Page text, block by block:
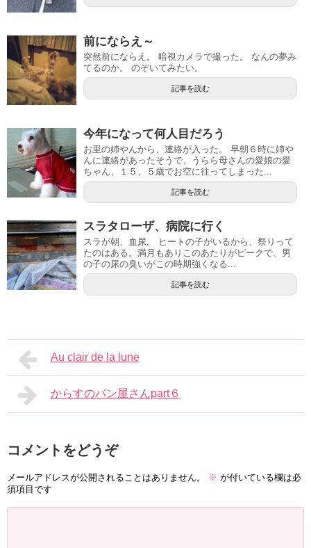
前にならえ～
突然前にならえ。 暗視カメラで撮った。 なんの夢み
てるのか。 のぞいてみたい。
記事を読む
今年になって何人目だろう
お里の姉やんから、連絡が入った。 早朝６時に姉や
んに連絡があったそうで、うらら母さんの愛娘の愛
ちゃん、１５、５歳でお空に往ってしまった...
記事を読む
スラタローザ、病院に行く
スラが朝、血尿。 ヒートの子がいるから、祭りって
たのはある。満月もありこのあたりがピークで、男
の子の尿の臭いがこの時期強くなる...
記事を読む
Au clair de la lune
からすのパン屋さんpart６
コメントをどうぞ
メールアドレスが公開されることはありません。 ※ が付いている欄は必
須項目です